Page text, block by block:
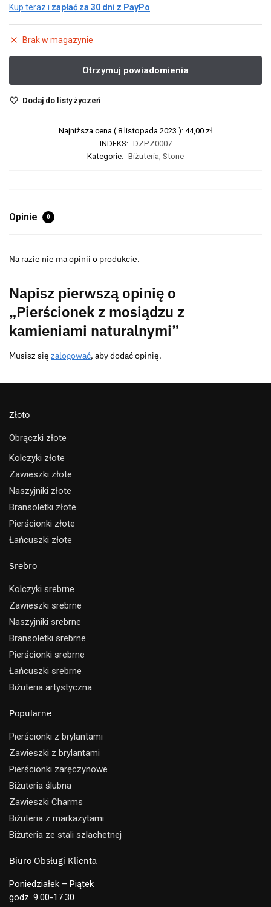
Kup teraz i zapłać za 30 dni z PayPo
Brak w magazynie
Dodaj do listy życzeń
Najniższa cena ( 8 listopada 2023 ): 44,00 zł
INDEKS: DZPZ0007
Kategorie: Biżuteria, Stone
Opinie 0
Na razie nie ma opinii o produkcie.
Napisz pierwszą opinię o
„Pierścionek z mosiądzu z
kamieniami naturalnymi”
Musisz się zalogować, aby dodać opinię.
Złoto
Obrączki złote
Kolczyki złote
Zawieszki złote
Naszyjniki złote
Bransoletki złote
Pierścionki złote
Łańcuszki złote
Srebro
Kolczyki srebrne
Zawieszki srebrne
Naszyjniki srebrne
Bransoletki srebrne
Pierścionki srebrne
Łańcuszki srebrne
Biżuteria artystyczna
Popularne
Pierścionki z brylantami
Zawieszki z brylantami
Pierścionki zaręczynowe
Biżuteria ślubna
Zawieszki Charms
Biżuteria z markazytami
Biżuteria ze stali szlachetnej
Biuro Obsługi Klienta
Poniedziałek – Piątek
godz. 9.00-17.30